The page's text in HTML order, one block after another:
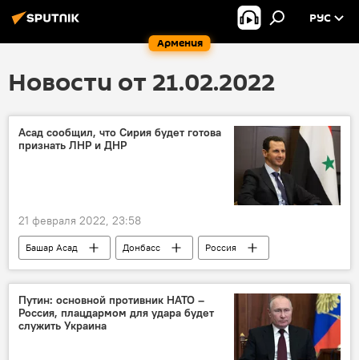
Армения
РУС
Новости от 21.02.2022
Асад сообщил, что Сирия будет готова
признать ЛНР и ДНР
21 февраля 2022, 23:58
Башар Асад Донбасс
Россия
признание
Путин: основной противник НАТО –
Россия, плацдармом для удара будет
служить Украина